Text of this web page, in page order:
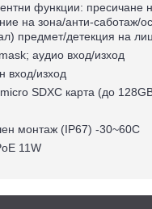
функции: пресичане
на зона/анти-саботаж/
предмет/детекция на
аудио вход/изход
вход/изход
SDXC карта (до
монтаж (IP67) -30~60C
11W